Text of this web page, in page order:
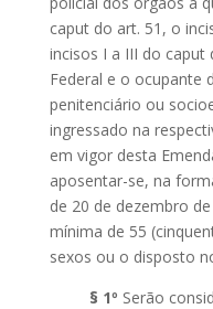
caput do art. 51, o
incisos I a III do caput
Federal e o ocupante
penitenciário ou
ingressado na
em vigor desta
aposentar-se, na
de 20 de dezembro
mínima de 55
sexos ou o disposto
§ 1º Serão